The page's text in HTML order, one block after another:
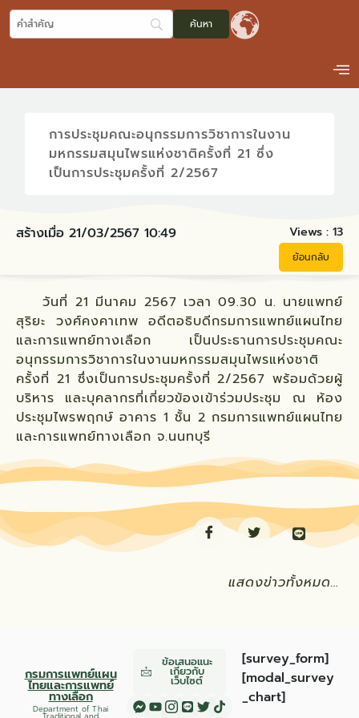
การประชุมคณะอนุกรรมการวิชาการในงาน
มหกรรมสมุนไพรแห่งชาติครั้งที่ 21 ซึ่ง
เป็นการประชุมครั้งที่ 2/2567
สร้างเมื่อ 21/03/2567 10:49 Views : 13
ย้อนกลับ
วันที่ 21 มีนาคม 2567 เวลา 09.30 น. นายแพทย์
สุริยะ วงศ์คงคาเทพ อดีตอธิบดีกรมการแพทย์แผนไทย
และการแพทย์ทางเลือก เป็นประธานการประชุมคณะ
อนุกรรมการวิชาการในงานมหกรรมสมุนไพรแห่งชาติ
ครั้งที่ 21 ซึ่งเป็นการประชุมครั้งที่ 2/2567 พร้อมด้วยผู้
บริหาร และบุคลากรที่เกี่ยวข้องเข้าร่วมประชุม ณ ห้อง
ประชุมไพรพฤกษ์ อาคาร 1 ชั้น 2 กรมการแพทย์แผนไทย
และการแพทย์ทางเลือก จ.นนทบุรี
แสดงข่าวทั้งหมด…
กรมการแพทย์แผน
ไทยและการแพทย์
ทางเลือก
Department of Thai
ข้อเสนอแนะ
เกี่ยวกับ
เว็บไซต์
[survey_form]
[modal_survey
_chart]